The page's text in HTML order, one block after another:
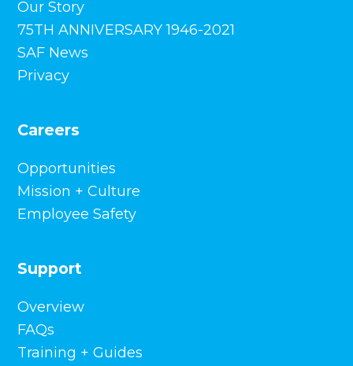
Our Story
75TH ANNIVERSARY 1946-2021
SAF News
Privacy
Careers
Opportunities
Mission + Culture
Employee Safety
Support
Overview
FAQs
Training + Guides